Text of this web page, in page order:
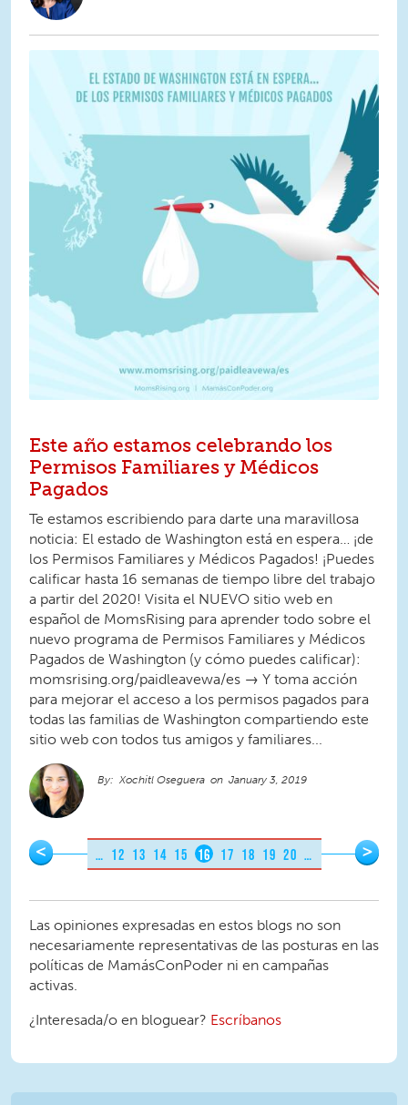
Este año estamos celebrando los
Permisos Familiares y Médicos
Pagados
Te estamos escribiendo para darte una maravillosa
noticia: El estado de Washington está en espera… ¡de
los Permisos Familiares y Médicos Pagados! ¡Puedes
calificar hasta 16 semanas de tiempo libre del trabajo
a partir del 2020! Visita el NUEVO sitio web en
español de MomsRising para aprender todo sobre el
nuevo programa de Permisos Familiares y Médicos
Pagados de Washington (y cómo puedes calificar):
momsrising.org/paidleavewa/es → Y toma acción
para mejorar el acceso a los permisos pagados para
todas las familias de Washington compartiendo este
sitio web con todos tus amigos y familiares...
Xochitl Oseguera January 3, 2019
Pages
< … 12 13 14 15 16 17 18 19 20 … >
Las opiniones expresadas en estos blogs no son
necesariamente representativas de las posturas en las
políticas de MamásConPoder ni en campañas
activas.
¿Interesada/o en bloguear? Escríbanos